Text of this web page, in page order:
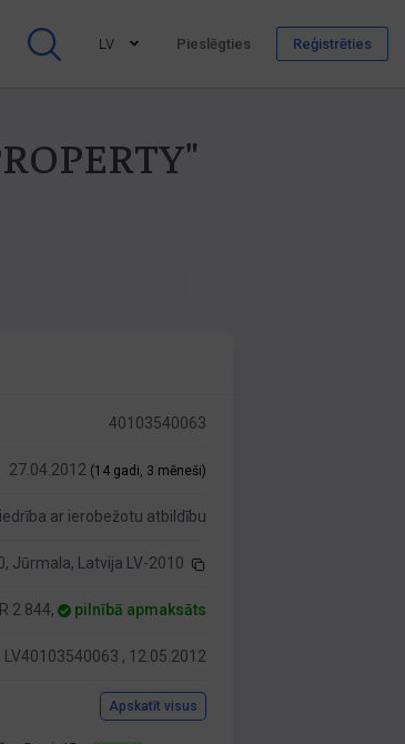
LV Pieslēgties Reģistrēties
40103540063
27.04.2012 (14 gadi, 3 mēneši)
ar ierobežotu atbildību
Jūrmala, Latvija LV-2010
2 844, pilnībā apmaksāts
LV40103540063 , 12.05.2012
Apskatīt visus